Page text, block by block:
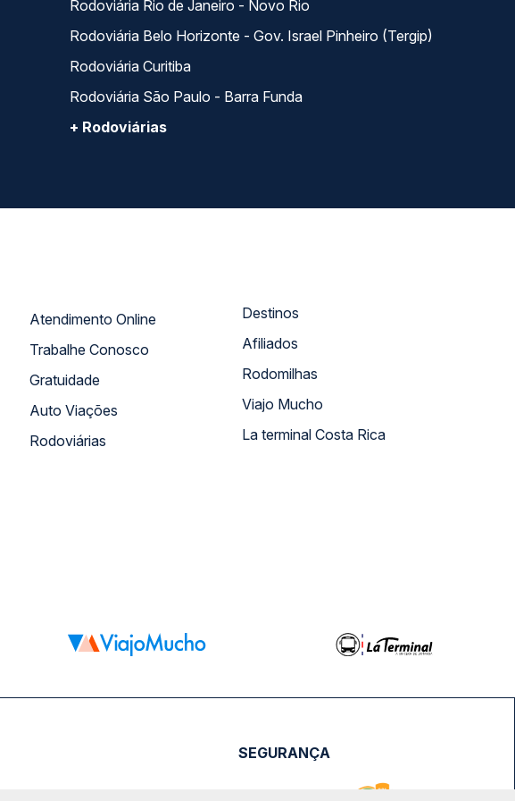
Rodoviária Rio de Janeiro - Novo Rio
Rodoviária Belo Horizonte - Gov. Israel Pinheiro (Tergip)
Rodoviária Curitiba
Rodoviária São Paulo - Barra Funda
+ Rodoviárias
Atendimento Online
Trabalhe Conosco
Gratuidade
Auto Viações
Rodoviárias
Destinos
Afiliados
Rodomilhas
Viajo Mucho
La terminal Costa Rica
SEGURANÇA